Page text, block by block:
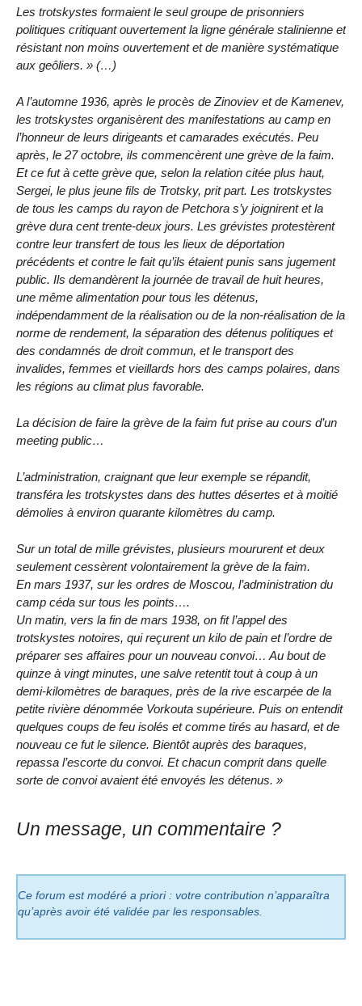
Les trotskystes formaient le seul groupe de prisonniers
politiques critiquant ouvertement la ligne générale stalinienne et
résistant non moins ouvertement et de manière systématique
aux geôliers. » (…)
A l’automne 1936, après le procès de Zinoviev et de Kamenev,
les trotskystes organisèrent des manifestations au camp en
l’honneur de leurs dirigeants et camarades exécutés. Peu
après, le 27 octobre, ils commencèrent une grève de la faim.
Et ce fut à cette grève que, selon la relation citée plus haut,
Sergei, le plus jeune fils de Trotsky, prit part. Les trotskystes
de tous les camps du rayon de Petchora s’y joignirent et la
grève dura cent trente-deux jours. Les grévistes protestèrent
contre leur transfert de tous les lieux de déportation
précédents et contre le fait qu’ils étaient punis sans jugement
public. Ils demandèrent la journée de travail de huit heures,
une même alimentation pour tous les détenus,
indépendamment de la réalisation ou de la non-réalisation de la
norme de rendement, la séparation des détenus politiques et
des condamnés de droit commun, et le transport des
invalides, femmes et vieillards hors des camps polaires, dans
les régions au climat plus favorable.
La décision de faire la grève de la faim fut prise au cours d’un
meeting public…
L’administration, craignant que leur exemple se répandit,
transféra les trotskystes dans des huttes désertes et à moitié
démolies à environ quarante kilomètres du camp.
Sur un total de mille grévistes, plusieurs moururent et deux
seulement cessèrent volontairement la grève de la faim.
En mars 1937, sur les ordres de Moscou, l’administration du
camp céda sur tous les points….
Un matin, vers la fin de mars 1938, on fit l’appel des
trotskystes notoires, qui reçurent un kilo de pain et l’ordre de
préparer ses affaires pour un nouveau convoi… Au bout de
quinze à vingt minutes, une salve retentit tout à coup à un
demi-kilomètres de baraques, près de la rive escarpée de la
petite rivière dénommée Vorkouta supérieure. Puis on entendit
quelques coups de feu isolés et comme tirés au hasard, et de
nouveau ce fut le silence. Bientôt auprès des baraques,
repassa l’escorte du convoi. Et chacun comprit dans quelle
sorte de convoi avaient été envoyés les détenus. »
Un message, un commentaire ?
Ce forum est modéré a priori : votre contribution n’apparaîtra
qu’après avoir été validée par les responsables.